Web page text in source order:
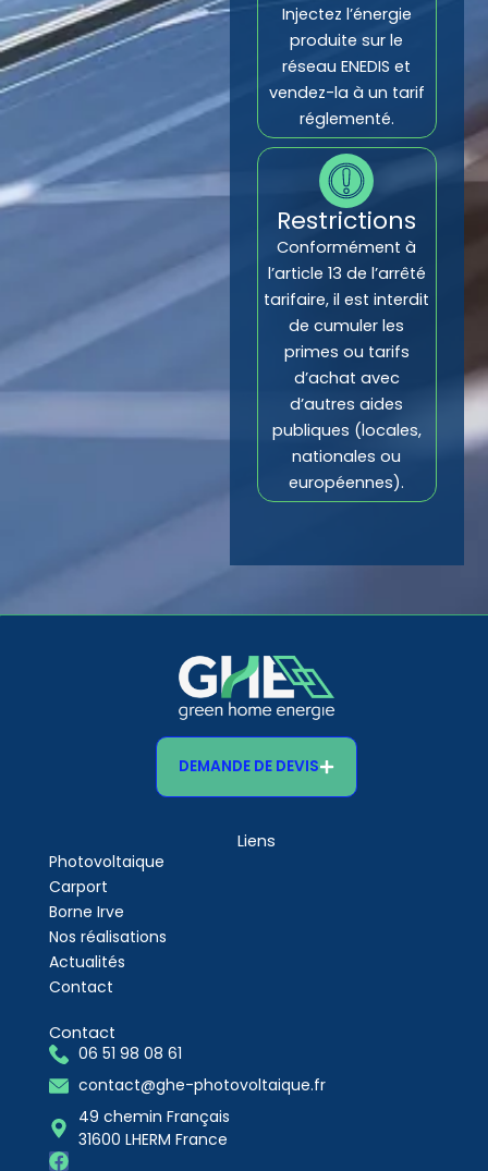
Injectez l’énergie
produite sur le
réseau ENEDIS et
vendez-la à un tarif
réglementé.
Restrictions
Conformément à
l’article 13 de l’arrêté
tarifaire, il est interdit
de cumuler les
primes ou tarifs
d’achat avec
d’autres aides
publiques (locales,
nationales ou
européennes).
DEMANDE DE DEVIS
Contact
06 51 98 08 61
contact@ghe-photovoltaique.fr
49 chemin Français
31600 LHERM France
F
Liens
Photovoltaique
Carport
Borne Irve
Nos réalisations
Actualités
Contact